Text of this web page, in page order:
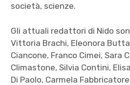
società, scienze.
Gli attuali redattori di Nido
Vittoria Brachi, Eleonora
Ciancone, Franco Cimei, Sara
Climastone, Silvia Contini,
Di Paolo, Carmela